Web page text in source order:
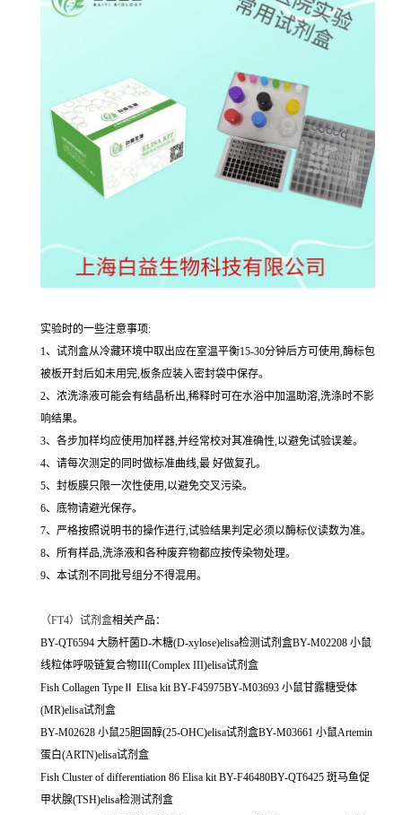
实验时的一些注意事项:
1、试剂盒从冷藏环境中取出应在室温平衡15-30分钟后方可使用,酶标包
被板开封后如未用完,板条应装入密封袋中保存。
2、浓洗涤液可能会有结晶析出,稀释时可在水浴中加温助溶,洗涤时不影
响结果。
3、各步加样均应使用加样器,并经常校对其准确性,以避免试验误差。
4、请每次测定的同时做标准曲线,最 好做复孔。
5、封板膜只限一次性使用,以避免交叉污染。
6、底物请避光保存。
7、严格按照说明书的操作进行,试验结果判定必须以酶标仪读数为准。
8、所有样品,洗涤液和各种废弃物都应按传染物处理。
9、本试剂不同批号组分不得混用。
（FT4）试剂盒相关产品：
BY-QT6594 大肠杆菌D-木糖(D-xylose)elisa检测试剂盒BY-M02208 小鼠
线粒体呼吸链复合物III(Complex III)elisa试剂盒
Fish Collagen TypeⅡ Elisa kit BY-F45975BY-M03693 小鼠甘露糖受体
(MR)elisa试剂盒
BY-M02628 小鼠25胆固醇(25-OHC)elisa试剂盒BY-M03661 小鼠Artemin
蛋白(ARTN)elisa试剂盒
Fish Cluster of differentiation 86 Elisa kit BY-F46480BY-QT6425 斑马鱼促
甲状腺(TSH)elisa检测试剂盒